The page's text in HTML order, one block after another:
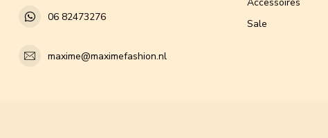
06 82473276
maxime@maximefashion.nl
Sale